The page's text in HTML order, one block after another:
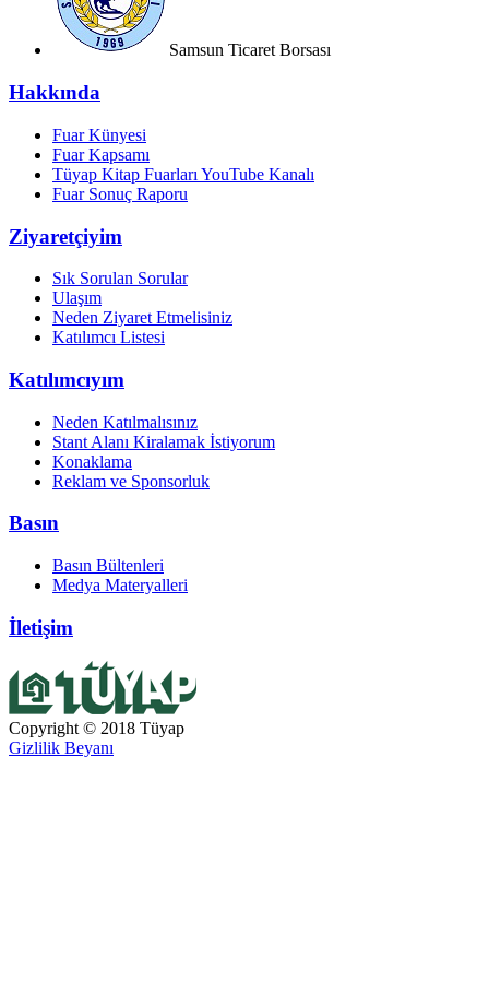
Samsun Ticaret Borsası
Hakkında
Fuar Künyesi
Fuar Kapsamı
Tüyap Kitap Fuarları YouTube Kanalı
Fuar Sonuç Raporu
Ziyaretçiyim
Sık Sorulan Sorular
Ulaşım
Neden Ziyaret Etmelisiniz
Katılımcı Listesi
Katılımcıyım
Neden Katılmalısınız
Stant Alanı Kiralamak İstiyorum
Konaklama
Reklam ve Sponsorluk
Basın
Basın Bültenleri
Medya Materyalleri
İletişim
Copyright © 2018 Tüyap
Gizlilik Beyanı